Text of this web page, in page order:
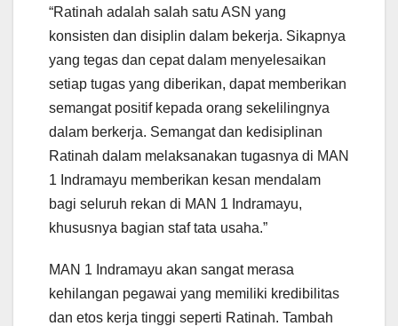
“Ratinah adalah salah satu ASN yang
konsisten dan disiplin dalam bekerja. Sikapnya
yang tegas dan cepat dalam menyelesaikan
setiap tugas yang diberikan, dapat memberikan
semangat positif kepada orang sekelilingnya
dalam berkerja. Semangat dan kedisiplinan
Ratinah dalam melaksanakan tugasnya di MAN
1 Indramayu memberikan kesan mendalam
bagi seluruh rekan di MAN 1 Indramayu,
khususnya bagian staf tata usaha.”
MAN 1 Indramayu akan sangat merasa
kehilangan pegawai yang memiliki kredibilitas
dan etos kerja tinggi seperti Ratinah. Tambah